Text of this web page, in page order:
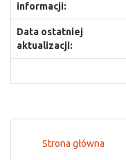
informacji:
Data ostatniej
aktualizacji:
Strona główna